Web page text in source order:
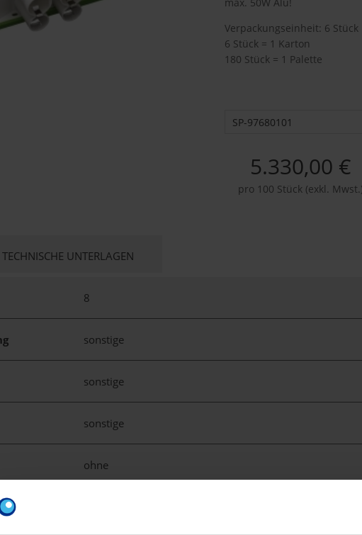
Verpackungseinheit: 6 Stück
6 Stück = 1 Karton
180 Stück = 1 Palette
SP-97680101
5.330,00 €
pro 100 Stück (exkl. Mwst.)
TECHNISCHE UNTERLAGEN
8
sonstige
sonstige
sonstige
ohne